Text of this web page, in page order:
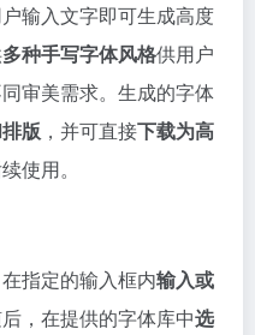
户输入文字即可生成高度
多种手写字体风格供用户
审美需求。生成的字体
版 ，并可直接下载为高
使用。
指定的输入框内输入或
，在提供的字体库中选